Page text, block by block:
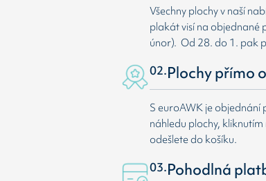
Všechny plochy v naší
plakát visí na objednané
únor). Od 28. do 1. pak
02.Plochy přímo
S euroAWK je objednání
náhledu plochy,
odešlete do košíku.
03.Pohodlná